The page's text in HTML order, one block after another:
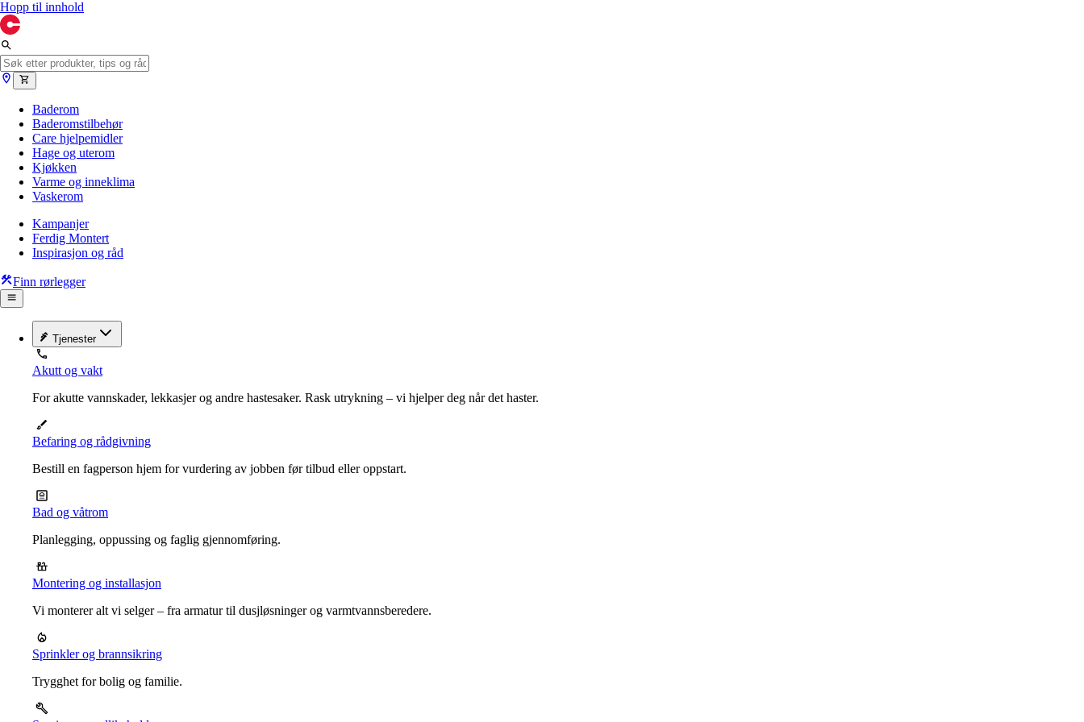
Hopp til innhold
Baderom
Baderomstilbehør
Care hjelpemidler
Hage og uterom
Kjøkken
Varme og inneklima
Vaskerom
Kampanjer
Ferdig Montert
Inspirasjon og råd
Finn rørlegger
Tjenester
Akutt og vakt
For akutte vannskader, lekkasjer og andre hastesaker. Rask utrykning – vi hjelper deg når det haster.
Befaring og rådgivning
Bestill en fagperson hjem for vurdering av jobben før tilbud eller oppstart.
Bad og våtrom
Planlegging, oppussing og faglig gjennomføring.
Montering og installasjon
Vi monterer alt vi selger – fra armatur til dusjløsninger og varmtvannsberedere.
Sprinkler og brannsikring
Trygghet for bolig og familie.